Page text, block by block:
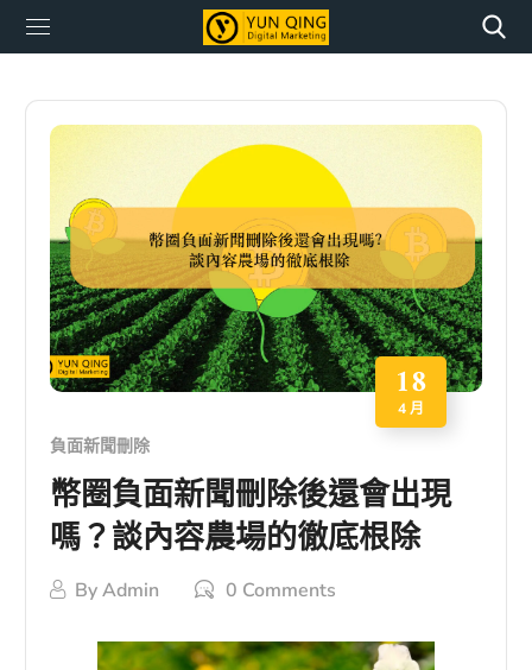
18
4 月
負面新聞刪除
幣圈負面新聞刪除後還會出現
嗎？談內容農場的徹底根除
ByAdmin 0 Comments